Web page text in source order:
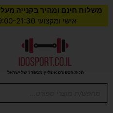
משלוח חינם ומהיר בקנייה מעל 199₪
אישי ומקצועי 9:00-21:30
חנות הספורט אונליין מספר 1 של ישראל
Products